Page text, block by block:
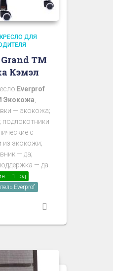
ДЛЯ
TM
Кэмэл
Everprof
Экокожа,
— экокожа;
подлокотники
с
из экокожи;
— да;
— да.
— 1 год
Everprof